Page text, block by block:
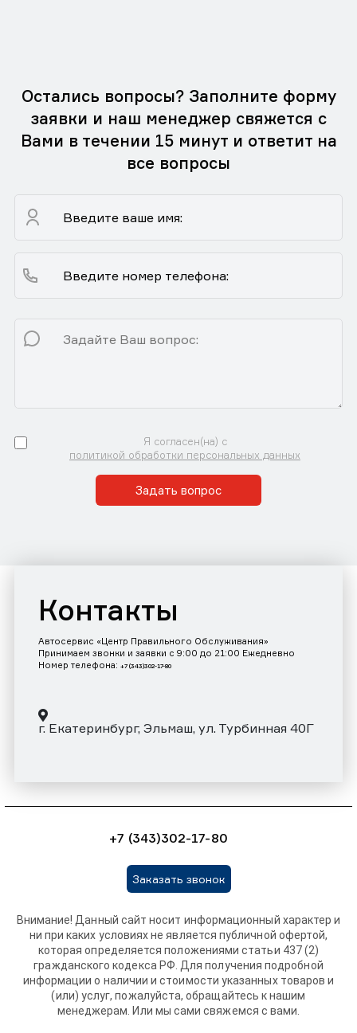
Остались вопросы? Заполните форму
заявки и наш менеджер свяжется с
Вами в течении 15 минут и ответит на
все вопросы
Я согласен(на) с
политикой обработки персональных данных
Задать вопрос
Контакты
Автосервис «Центр Правильного Обслуживания»
Принимаем звонки и заявки с 9:00 до 21:00 Ежедневно
Номер телефона: +7 (343)302-17-80
г. Екатеринбург, Эльмаш, ул. Турбинная 40Г
+7 (343)302-17-80
Заказать звонок
Внимание! Данный сайт носит информационный характер и
ни при каких условиях не является публичной офертой,
которая определяется положениями статьи 437 (2)
гражданского кодекса РФ. Для получения подробной
информации о наличии и стоимости указанных товаров и
(или) услуг, пожалуйста, обращайтесь к нашим
менеджерам. Или мы сами свяжемся с вами.